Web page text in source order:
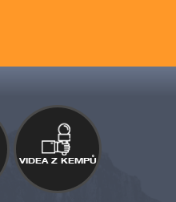
VIDEA Z KEMPŮ